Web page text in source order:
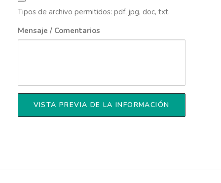
Tipos de archivo permitidos: pdf, jpg, doc, txt.
Mensaje / Comentarios